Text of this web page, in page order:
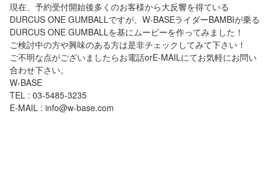
現在、予約受付開始後多くのお客様から大反響を得ている
DURCUS ONE GUMBALLですが、W-BASEライダーBAMBIが乗る
DURCUS ONE GUMBALLを基にムービーを作ってみました！
ご検討中の方や興味のある方は是非チェックしてみて下さい！
ご不明な点がございましたらお電話orE-MAILにてお気軽にお問い
合わせ下さい。
W-BASE
TEL : 03-5485-3235
E-MAIL : info@w-base.com